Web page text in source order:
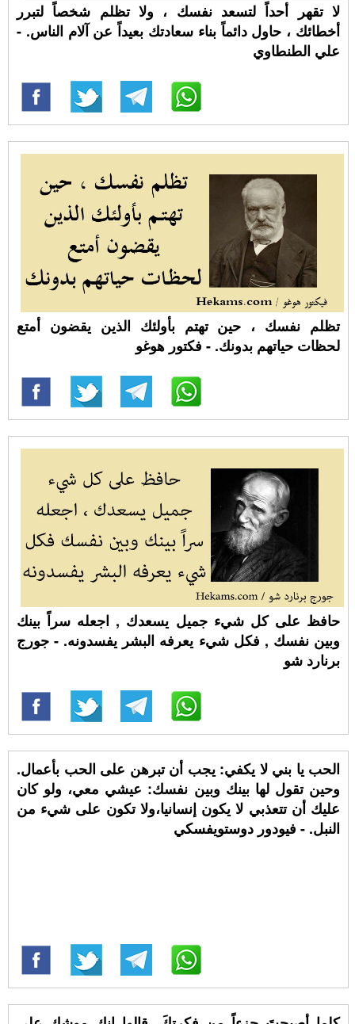
لا تقهر أحداً لتسعد نفسك ، ولا تظلم شخصاً لتبرر
أخطائك ، حاول دائماً بناء سعادتك بعيداً عن آلام الناس. -
علي الطنطاوي
تظلم نفسك ، حين تهتم بأولئك الذين يقضون أمتع
لحظات حياتهم بدونك. - فكتور هوغو
حافظ على كل شيء جميل يسعدك , اجعله سراً بينك
وبين نفسك , فكل شيء يعرفه البشر يفسدونه. - جورج
برنارد شو
الحب يا بني لا يكفي: يجب أن تبرهن على الحب بأعمال.
وحين تقول لها بينك وبين نفسك: عيشي معي، ولو كان
عليك أن تتعذبي لا يكون إنسانيا،ولا تكون على شيء من
النبل. - فيودور دوستويفسكي